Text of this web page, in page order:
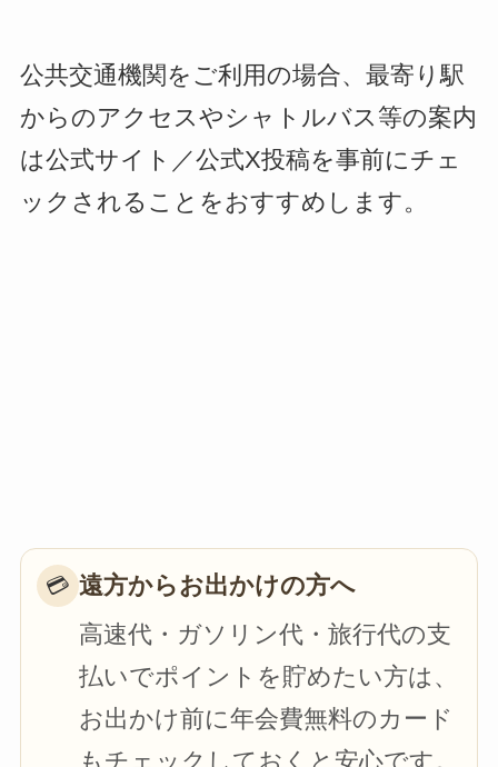
公共交通機関をご利用の場合、最寄り駅
からのアクセスやシャトルバス等の案内
は公式サイト／公式X投稿を事前にチェ
ックされることをおすすめします。
💳 遠方からお出かけの方へ
高速代・ガソリン代・旅行代の支
払いでポイントを貯めたい方は、
お出かけ前に年会費無料のカード